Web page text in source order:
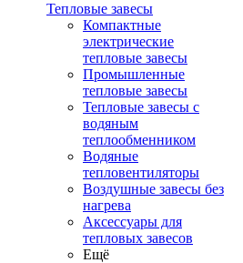
Тепловые завесы
Компактные
электрические
тепловые завесы
Промышленные
тепловые завесы
Тепловые завесы с
водяным
теплообменником
Водяные
тепловентиляторы
Воздушные завесы без
нагрева
Аксессуары для
тепловых завесов
Ещё